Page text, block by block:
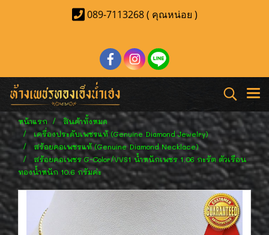
089-7113268 ( คุณหน่อย )
หน้าแรก
สินค้าทั้งหมด
เครื่องประดับเพชรแท้ (Genuine Diamond Jewelry)
สร้อยคอเพชรแท้ (Genuine Diamond Necklace)
สร้อยคอเพชร G-Color/VVS1 น้ำหนักเพชร 1.06 กะรัต ตัวเรือน
ทองน้ำหนัก 10.6 กรัมค่ะ